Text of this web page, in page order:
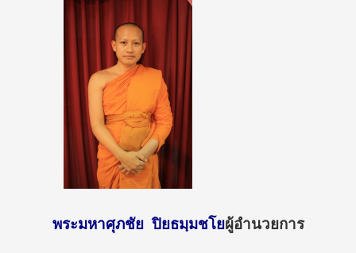
พระมหาศุภชัย ปิยธมฺมชโยผู้อำนวยการ